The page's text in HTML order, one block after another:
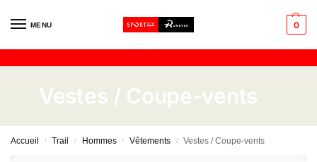
MENU 0
Vestes / Coupe-vents
Accueil / Trail / Hommes / Vêtements / Vestes / Coupe-vents